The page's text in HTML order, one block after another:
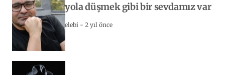
Yeniden yola düşmek gibi bir sevdamız var
bizim…
Sebahattin Celebi - 2 yıl önce